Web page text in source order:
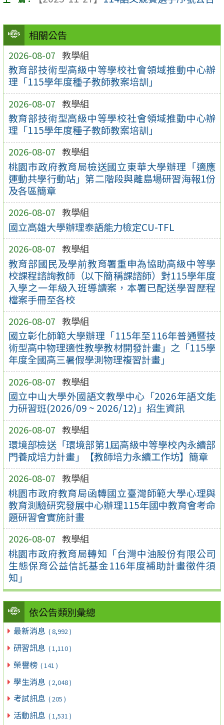
相關公告
2026-08-07 教學組
教育部技術型高級中等學校社會領域推動中心辦
理「115學年度種子教師教案培訓」
2026-08-07 教學組
教育部技術型高級中等學校社會領域推動中心辦
理「115學年度種子教師教案培訓」
2026-08-07 教學組
桃園市政府教育局檢送國立東華大學辦理「適應
運動共學行動站」第二階段與離島場研習海報1份
及各區簡章
2026-08-07 教學組
國立高雄大學辦理泰語能力檢定CU-TFL
2026-08-07 教學組
教育部國民及學前教育署重申為協助高級中等學
校課程諮詢教師（以下簡稱課諮師）對115學年度
入學之一年級入班導讀案，本署已配送學習歷程
檔案手冊至各校
2026-08-07 教學組
國立彰化師範大學辦理「115年至116年普通暨技
術型高中物理適性教學教材開發計畫」之「115學
年度全國高三暑假學測物理複習計畫」
2026-08-07 教學組
國立中山大學外國語文教學中心「2026年語文能
力研習班(2026/09 ~ 2026/12)」招生資訊
2026-08-07 教學組
環境部檢送「環境部第1屆高級中等學校內永續部
門養成培力計畫」【教師培力永續工作坊】簡章
2026-08-07 教學組
桃園市政府教育局函轉國立臺灣師範大學心理與
教育測驗研究發展中心辦理115年國中教育會考命
題研習會實施計畫
2026-08-07 教學組
桃園市政府教育局轉知「台灣中油股份有限公司
生態保育公益信託基金116年度補助計畫徵件須
知」
依公告類別彙總
最新消息 ( 8,992 )
研習訊息 ( 1,110 )
榮譽榜 ( 141 )
學生消息 ( 2,048 )
考試訊息 ( 205 )
活動訊息 ( 1,531 )